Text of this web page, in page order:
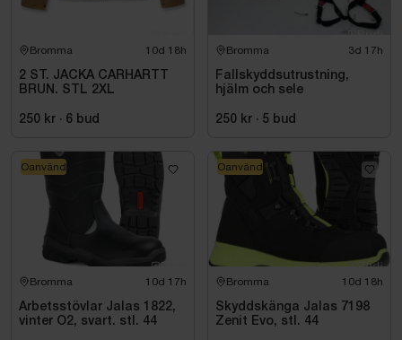
Bromma 10d 18h
2 ST. JACKA CARHARTT
BRUN. STL 2XL
250 kr · 6 bud
Bromma 3d 17h
Fallskyddsutrustning,
hjälm och sele
250 kr · 5 bud
Bromma 10d 17h
Arbetsstövlar Jalas 1822,
vinter O2, svart. stl. 44
Oanvänd
Bromma 10d 18h
Skyddskänga Jalas 7198
Zenit Evo, stl. 44
Oanvänd